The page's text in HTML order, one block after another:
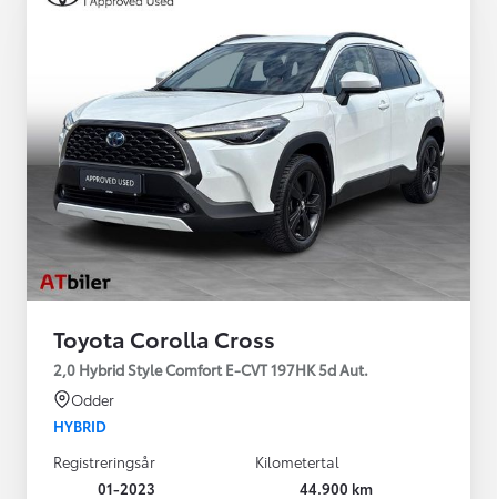
Toyota Corolla Cross
2,0 Hybrid Style Comfort E-CVT 197HK 5d Aut.
Odder
HYBRID
Registreringsår
01-2023
Kilometertal
44.900 km